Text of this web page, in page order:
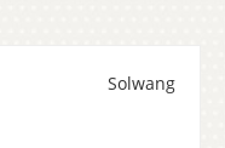
Solwang